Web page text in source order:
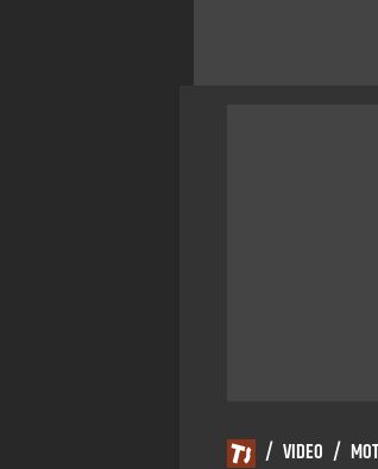
/ VIDEO /